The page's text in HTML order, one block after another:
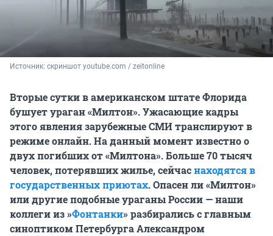
Источник: скриншот youtube.com / zeitonline
Вторые сутки в американском штате Флорида
бушует ураган «Милтон». Ужасающие кадры
этого явления зарубежные СМИ транслируют в
режиме онлайн. На данный момент известно о
двух погибших от «Милтона». Больше 70 тысяч
человек, потерявших жилье, сейчаснаходятся в
государственных приютах. Опасен ли «Милтон»
или другие подобные ураганы России — наши
коллеги из »Фонтанки» разбирались с главным
синоптиком Петербурга Александром